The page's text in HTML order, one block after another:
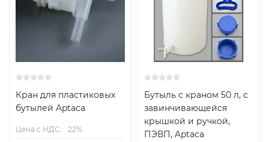
Кран для пластиковых
бутылей Aptaca
Цена с НДС:
22%
Бутыль с краном 50 л, с
завинчивающейся
крышкой и ручкой,
ПЭВП, Aptaca